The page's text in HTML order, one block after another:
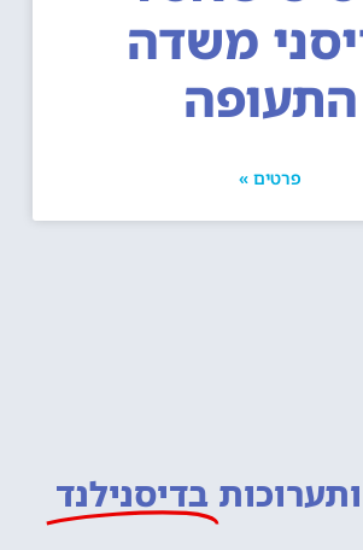
משדה
התעופה
פרטים »
בדיסנילנד